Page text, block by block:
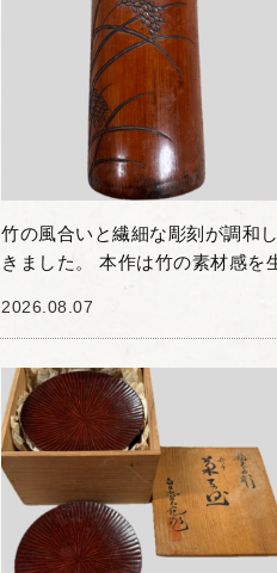
竹の風合いと繊細な彫刻が調和
きました。 本作は竹の素材感を
2026.08.07